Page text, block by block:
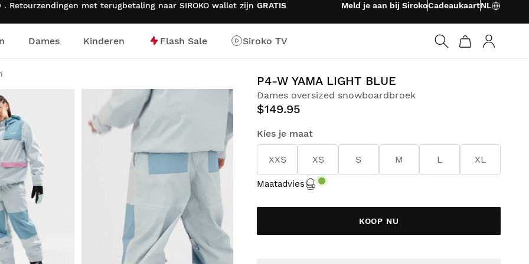
Retourzendingen met terugbetaling naar SIROKO wallet zijn GRATIS Meld je aan bij SirokoCadeaukaartNL
Dames Kinderen Flash Sale
Siroko TV
P4-W YAMA LIGHT BLUE
Dames oversized snowboardbroek
$149.95
Kies je maat
XXS XS S M L XL
Maatadvies
KOOP NU